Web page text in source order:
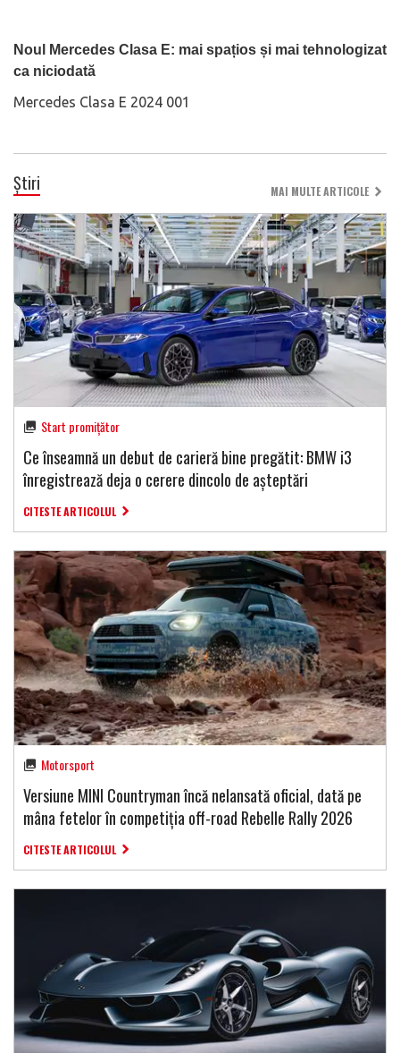
Noul Mercedes Clasa E: mai spațios și mai tehnologizat
ca niciodată
Mercedes Clasa E 2024 001
Știri MAI MULTE ARTICOLE
Start promițător
Ce înseamnă un debut de carieră bine pregătit: BMW i3
înregistrează deja o cerere dincolo de așteptări
CITESTE ARTICOLUL
Motorsport
Versiune MINI Countryman încă nelansată oficial, dată pe
mâna fetelor în competiția off-road Rebelle Rally 2026
CITESTE ARTICOLUL